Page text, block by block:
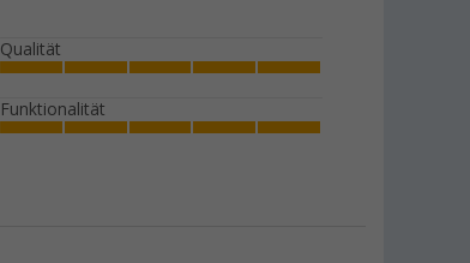
Qualität
Funktionalität